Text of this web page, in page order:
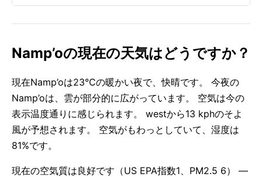
Namp’oの現在の天気はどうですか？
現在Namp’oは23°Cの暖かい夜で、快晴です。 今夜の
Namp’oは、雲が部分的に広がっています。 空気は今の
表示温度通りに感じられます。 westから13 kphのそよ
風が予想されます。 空気がもわっとしていて、湿度は
81%です。
現在の空気質は良好です（US EPA指数1、PM2.5 6） —